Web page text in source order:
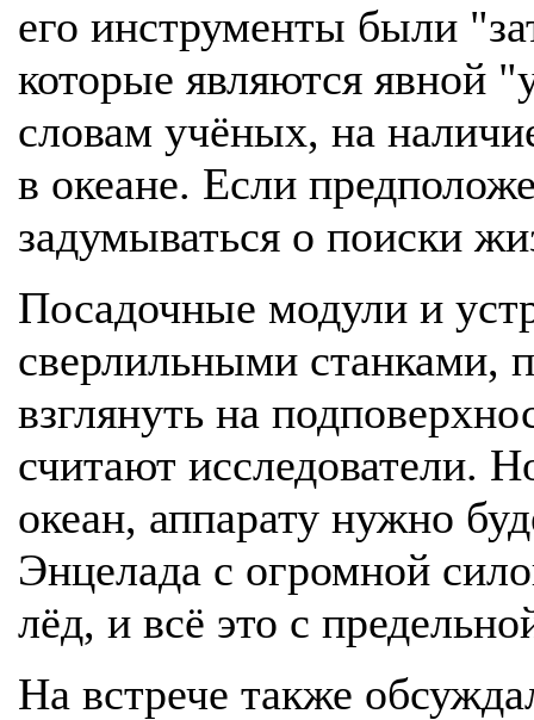
его инструменты были
которые являются явной
словам учёных, на
в океане. Если
задумываться о поиски
Посадочные модули и
сверлильными станками,
взглянуть на
считают исследователи.
океан, аппарату нужно
Энцелада с огромной
лёд, и всё это с
На встрече также